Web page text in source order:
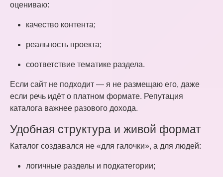
оцениваю:
качество контента;
реальность проекта;
соответствие тематике раздела.
Если сайт не подходит — я не размещаю его, даже
если речь идёт о платном формате. Репутация
каталога важнее разового дохода.
Удобная структура и живой формат
Каталог создавался не «для галочки», а для людей:
логичные разделы и подкатегории;